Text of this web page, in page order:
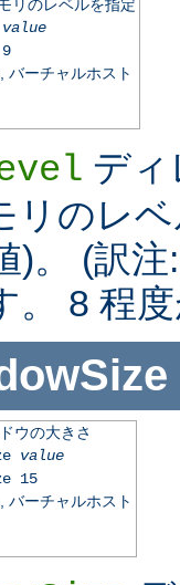
リのレベルを指定
value
バーチャルホスト
デ
リのレ
)。 (訳
。 8 程
ウの大きさ
value
15
バーチャルホスト